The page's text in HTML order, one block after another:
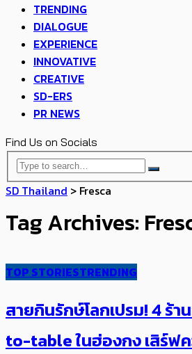
TRENDING
DIALOGUE
EXPERIENCE
INNOVATIVE
CREATIVE
SD-ERS
PR NEWS
Find Us on Socials
SD Thailand > Fresca
Tag Archives:
TOP STORIESTRENDING
สายกินรักษ์โลกเปรม! 4 ร้า
to-table ในฮ่องกง เสิร์ฟ